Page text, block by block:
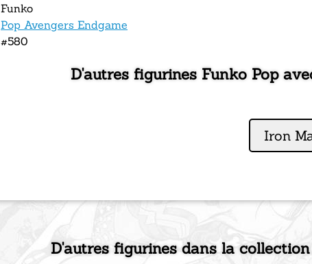
Funko
Pop Avengers Endgame
#580
D'autres figurines Funko Pop
Iron
D'autres figurines dans la collection